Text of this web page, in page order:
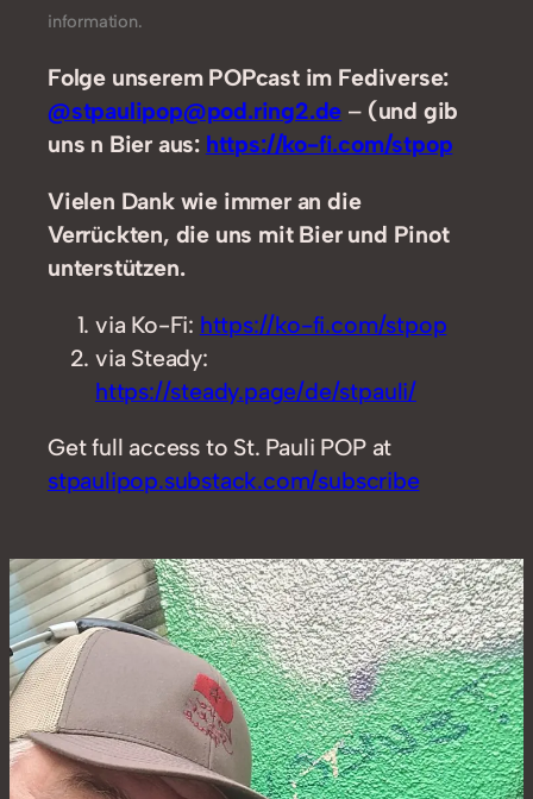
information.
Folge unserem POPcast im Fediverse:
@stpaulipop@pod.ring2.de – (und gib
uns n Bier aus: https://ko-fi.com/stpop
Vielen Dank wie immer an die
Verrückten, die uns mit Bier und Pinot
unterstützen.
via Ko-Fi: https://ko-fi.com/stpop
via Steady:
https://steady.page/de/stpauli/
Get full access to St. Pauli POP at
stpaulipop.substack.com/subscribe